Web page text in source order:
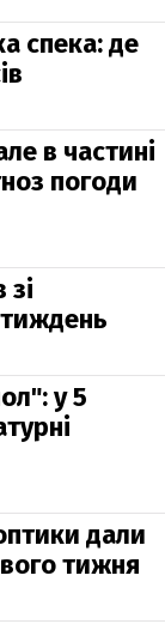
спека: де
в частині
погоди
у 5
дали
тижня